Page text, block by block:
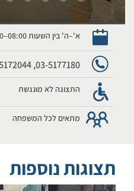
א'–ה' בין השעות 08:00–16:30
03-5177180, 03-5172044
התצוגה לא מונגשת
מתאים לכל המשפחה
תצוגות נוספות